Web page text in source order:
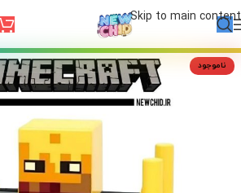
Skip to main content
ناموجود